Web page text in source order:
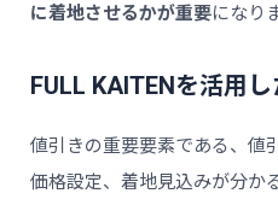
に着地させるかが重要になり
FULL KAITENを活用
値引きの重要要素である、値
価格設定、着地見込みが分か